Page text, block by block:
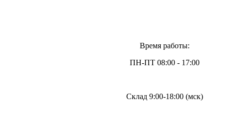
Время работы:
ПН-ПТ 08:00 - 17:00
Склад 9:00-18:00 (мск)